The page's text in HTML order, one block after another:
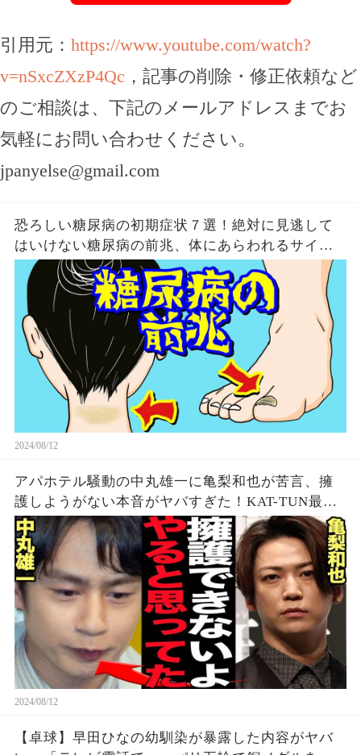
引用元： https://www.youtube.com/watch?
v=nSxcZXzP4Qc ，記事の削除・修正依頼など
のご相談は、下記のメールアドレスまでお
気軽にお問い合わせください。
jpanyelse@gmail.com
恐ろしい糖尿病の初期症状７選！絶対に見逃して
はいけない糖尿病の前兆、体にあらわれるサイン
とは？
2024/08/12
アパホテル騒動の中丸雄一に亀梨和也が苦言、擁
護しようがない本音がヤバすぎた！KAT-TUN最初
期の若い頃から見てきた本性に驚愕…【芸能】
2024/08/12
【卓球】早田ひなの幼馴染が暴露した内容がヤバ